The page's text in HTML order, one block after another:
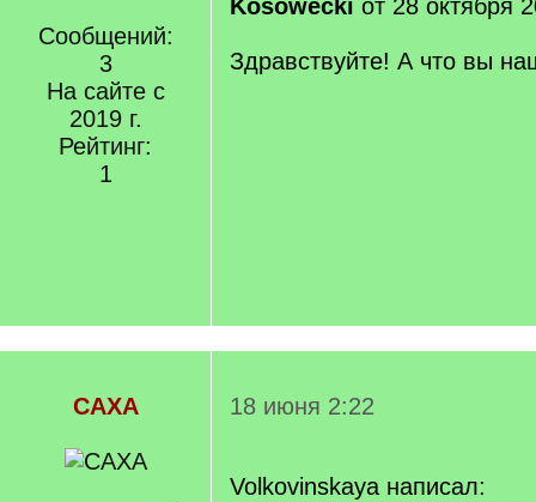
Сообщений:
3
На сайте с
2019 г.
Рейтинг:
1
Kosowecki от 28 октября
Здравствуйте! А что вы
САХА 18 июня 2:22
Volkovinskaya написал: